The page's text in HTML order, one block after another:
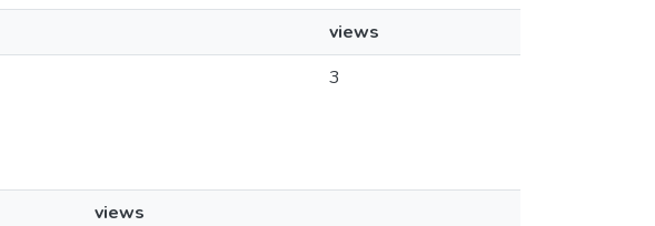
views
3
views